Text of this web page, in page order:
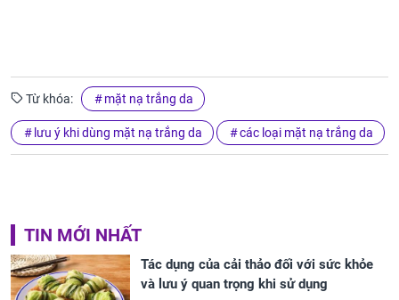
Từ khóa: mặt nạ trắng da
lưu ý khi dùng mặt nạ trắng da các loại mặt nạ trắng da
TIN MỚI NHẤT
Tác dụng của cải thảo đối với sức khỏe
và lưu ý quan trọng khi sử dụng